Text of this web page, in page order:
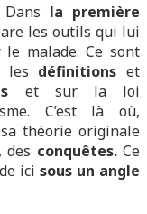
la première
les outils qui lui
malade. Ce sont
les définitions et
et sur la loi
C’est là où,
théorie originale
des conquêtes.Ce
icisous un angle